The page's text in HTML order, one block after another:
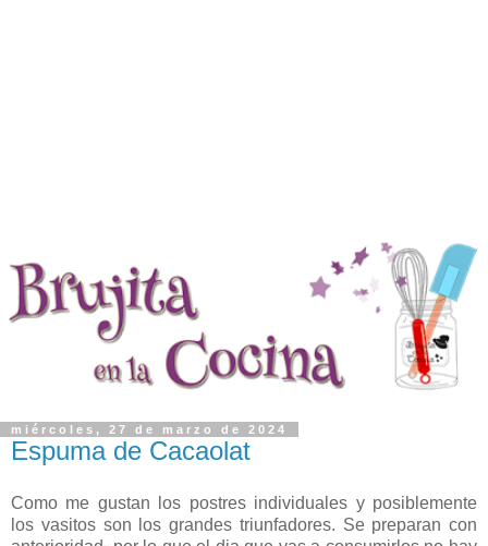
miércoles, 27 de marzo de 2024
Espuma de Cacaolat
Como me gustan los postres individuales y posiblemente
los vasitos son los grandes triunfadores. Se preparan con